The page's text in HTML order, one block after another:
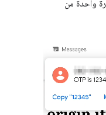
واحدة من